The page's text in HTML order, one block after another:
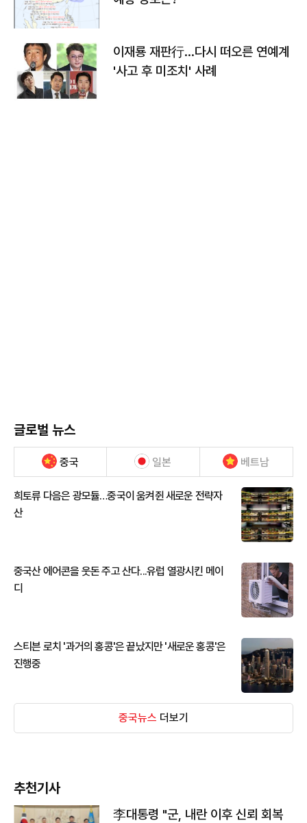
이재룡 재판行…다시 떠오른 연예계
'사고 후 미조치' 사례
글로벌 뉴스
중국 일본 베트남
희토류 다음은 광모듈…중국이 움켜쥔 새로운 전략자
산
중국산 에어콘을 웃돈 주고 산다...유럽 열광시킨 메이
디
스티븐 로치 '과거의 홍콩'은 끝났지만 '새로운 홍콩'은
진행중
중국뉴스 더보기
추천기사
李대통령 "군, 내란 이후 신뢰 회복